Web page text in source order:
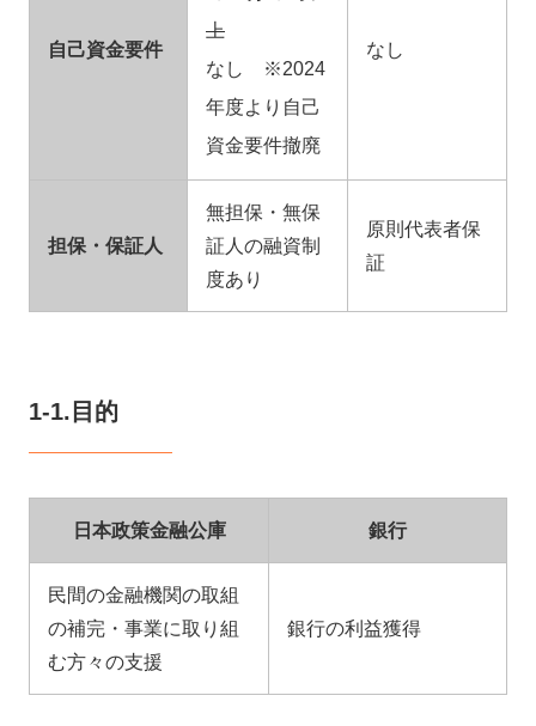
自己資金要件
上
なし ※2024
年度より自己
資金要件撤廃
なし
担保・保証人
無担保・無保
証人の融資制
度あり
原則代表者保
証
1-1.目的
日本政策金融公庫 銀行
民間の金融機関の取組
の補完・事業に取り組
む方々の支援
銀行の利益獲得